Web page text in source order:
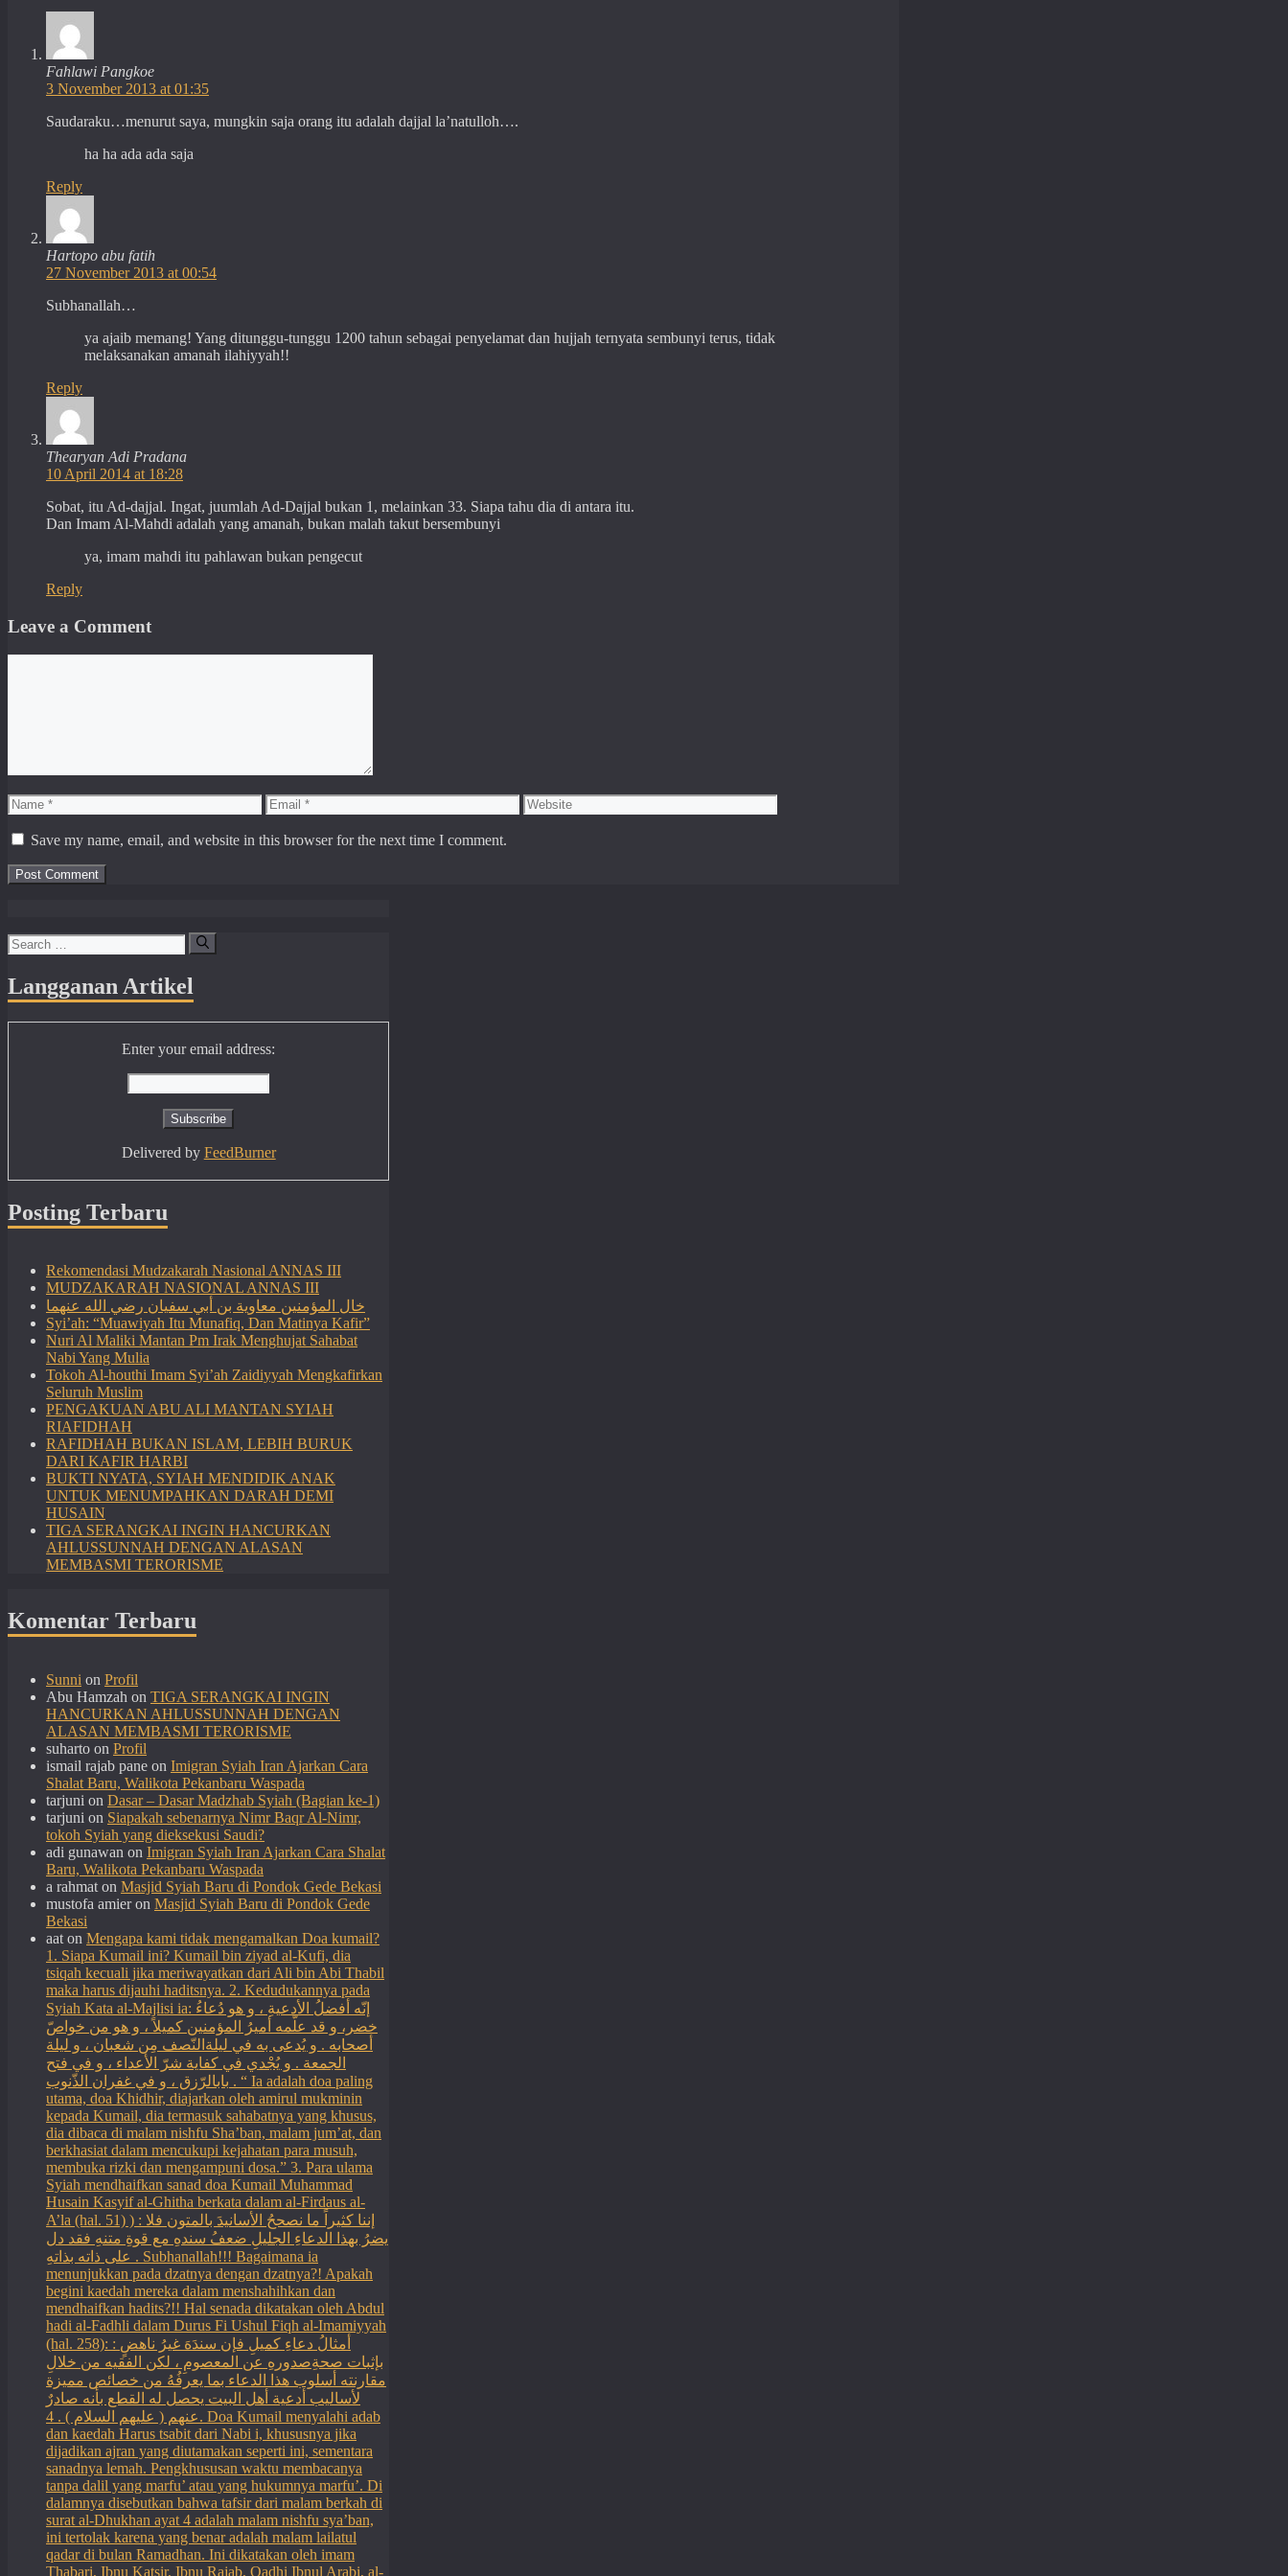
Fahlawi Pangkoe
3 November 2013 at 01:35
Saudaraku…menurut saya, mungkin saja orang itu adalah dajjal la’natulloh….
ha ha ada ada saja
Reply
Hartopo abu fatih
27 November 2013 at 00:54
Subhanallah…
ya ajaib memang! Yang ditunggu-tunggu 1200 tahun sebagai penyelamat dan hujjah ternyata sembunyi terus, tidak
melaksanakan amanah ilahiyyah!!
Reply
Thearyan Adi Pradana
10 April 2014 at 18:28
Sobat, itu Ad-dajjal. Ingat, juumlah Ad-Dajjal bukan 1, melainkan 33. Siapa tahu dia di antara itu.
Dan Imam Al-Mahdi adalah yang amanah, bukan malah takut bersembunyi
ya, imam mahdi itu pahlawan bukan pengecut
Reply
Leave a Comment
Name Email Website
Save my name, email, and website in this browser for the next time I comment.
Search
for:
Langganan Artikel
Enter your email address:
Delivered by FeedBurner
Posting Terbaru
Rekomendasi Mudzakarah Nasional ANNAS III
MUDZAKARAH NASIONAL ANNAS III
خال المؤمنين معاوية بن أبي سفيان رضي الله عنهما
Syi’ah: “Muawiyah Itu Munafiq, Dan Matinya Kafir”
Nuri Al Maliki Mantan Pm Irak Menghujat Sahabat
Nabi Yang Mulia
Tokoh Al-houthi Imam Syi’ah Zaidiyyah Mengkafirkan
Seluruh Muslim
PENGAKUAN ABU ALI MANTAN SYIAH
RIAFIDHAH
RAFIDHAH BUKAN ISLAM, LEBIH BURUK
DARI KAFIR HARBI
BUKTI NYATA, SYIAH MENDIDIK ANAK
UNTUK MENUMPAHKAN DARAH DEMI
HUSAIN
TIGA SERANGKAI INGIN HANCURKAN
AHLUSSUNNAH DENGAN ALASAN
MEMBASMI TERORISME
Komentar Terbaru
Sunni on Profil
Abu Hamzah on TIGA SERANGKAI INGIN
HANCURKAN AHLUSSUNNAH DENGAN
ALASAN MEMBASMI TERORISME
suharto on Profil
ismail rajab pane on Imigran Syiah Iran Ajarkan Cara
Shalat Baru, Walikota Pekanbaru Waspada
tarjuni on Dasar – Dasar Madzhab Syiah (Bagian ke-1)
tarjuni on Siapakah sebenarnya Nimr Baqr Al-Nimr,
tokoh Syiah yang dieksekusi Saudi?
adi gunawan on Imigran Syiah Iran Ajarkan Cara Shalat
Baru, Walikota Pekanbaru Waspada
a rahmat on Masjid Syiah Baru di Pondok Gede Bekasi
mustofa amieron Masjid Syiah Baru di Pondok Gede
Bekasi
aat on Mengapa kami tidak mengamalkan Doa kumail?
1. Siapa Kumail ini? Kumail bin ziyad al-Kufi, dia
tsiqah kecuali jika meriwayatkan dari Ali bin Abi Thabil
maka harus dijauhi haditsnya. 2. Kedudukannya pada
Syiah Kata al-Majlisi ia: إنّه أفضلُ الأدعيةِ ، و هو دُعاءُ
خضر، و قد علّمه أميرُ المؤمنين كميلاً ، و هو من خواصّ
أصحابه . و يُدعى به في ليلةالنّصف مِن شعبان ، و ليلة
الجمعة . و يُجْدي في كفاية شرّ الأعداء ، و في فتح
بابالرّزق ، و في غفران الذّنوب . “ Ia adalah doa paling
utama, doa Khidhir, diajarkan oleh amirul mukminin
kepada Kumail, dia termasuk sahabatnya yang khusus,
dia dibaca di malam nishfu Sha’ban, malam jum’at, dan
berkhasiat dalam mencukupi kejahatan para musuh,
membuka rizki dan mengampuni dosa.” 3. Para ulama
Syiah mendhaifkan sanad doa Kumail Muhammad
Husain Kasyif al-Ghitha berkata dalam al-Firdaus al-
A’la (hal. 51) ) : إننا كثيراً ما نصححُ الأسانيدَ بالمتون فلا
يضرُ بهذا الدعاءِ الجليلِ ضعفُ سندهِ مع قوةِ متنهِ فقد دل
على ذاته بذاتهِ . Subhanallah!!! Bagaimana ia
menunjukkan pada dzatnya dengan dzatnya?! Apakah
begini kaedah mereka dalam menshahihkan dan
mendhaifkan hadits?!! Hal senada dikatakan oleh Abdul
hadi al-Fadhli dalam Durus Fi Ushul Fiqh al-Imamiyyah
(hal. 258): : أمثالُ دعاءِ كميلِ فإن سندَهَ غيرُ ناهضٍ
بإثبات صحةِصدورهِ عن المعصومِ ، لكن الفقيه من خلالِ
مقارنته أسلوب هذا الدعاء بما يعرفُهُ من خصائص مميزة
لأساليب أدعية أهل البيت يحصل له القطع بأنه صادرٌ
عنهم ( عليهم السلام ) . 4. Doa Kumail menyalahi adab
dan kaedah Harus tsabit dari Nabi i, khususnya jika
dijadikan ajran yang diutamakan seperti ini, sementara
sanadnya lemah. Pengkhususan waktu membacanya
tanpa dalil yang marfu’ atau yang hukumnya marfu’. Di
dalamnya disebutkan bahwa tafsir dari malam berkah di
surat al-Dhukhan ayat 4 adalah malam nishfu sya’ban,
ini tertolak karena yang benar adalah malam lailatul
qadar di bulan Ramadhan. Ini dikatakan oleh imam
Thabari, Ibnu Katsir, Ibnu Rajab, Qadhi Ibnul Arabi, al-